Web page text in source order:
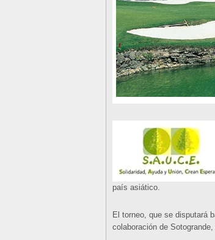
país asiático.
El torneo, que se disputará
colaboración de